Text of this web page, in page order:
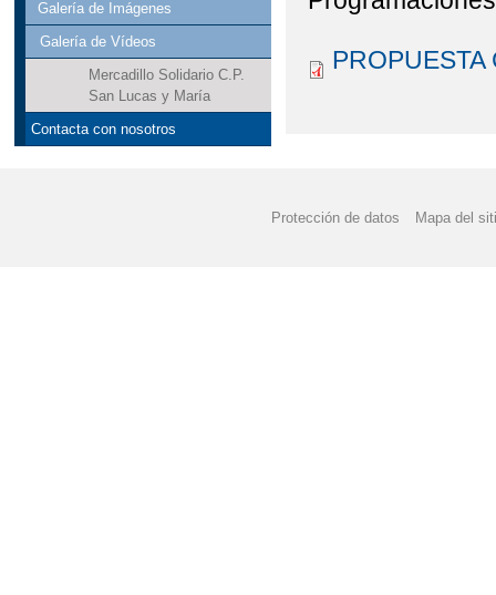
Galería de Imágenes
Galería de Vídeos
Mercadillo Solidario C.P.
San Lucas y María
Contacta con nosotros
Protección de datos Mapa del